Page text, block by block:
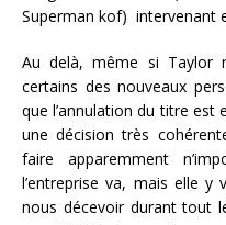
Superman kof) intervenant
Au delà, même si Taylor
certains des nouveaux
que l’annulation du titre est
une décision très
faire apparemment
l’entreprise va, mais elle y
nous décevoir durant tout